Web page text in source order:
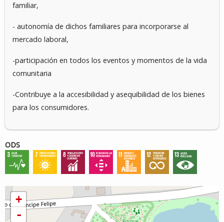
familiar,
- autonomía de dichos familiares para incorporarse al
mercado laboral,
-participación en todos los eventos y momentos de la vida
comunitaria
-Contribuye a la accesibilidad y asequibilidad de los bienes
para los consumidores.
ODS
+
-